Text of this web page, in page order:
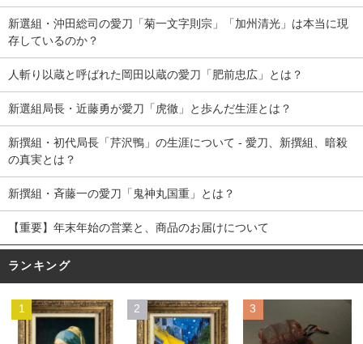
新選組・沖田総司の愛刀「菊一文字則宗」「加州清光」は本当に現
存しているのか？
人斬り以蔵と呼ばれた岡田以蔵の愛刀「肥前忠広」とは？
新選組局長・近藤勇が愛刀「虎徹」と歩んだ生涯とは？
新撰組・初代局長「芹沢鴨」の生涯について - 愛刀、新撰組、暗殺
の真実とは？
新撰組・斉藤一の愛刀「鬼神丸国重」とは？
【重要】年末年始の営業と、商品のお届けについて
ランキング
1 2 3